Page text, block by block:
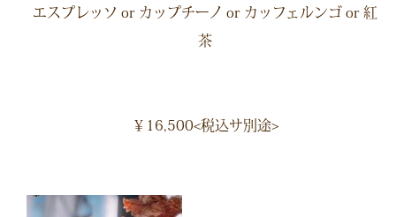
エスプレッソ or カップチーノ or カッフェルンゴ or 紅
茶
￥16,500<税込サ別途>